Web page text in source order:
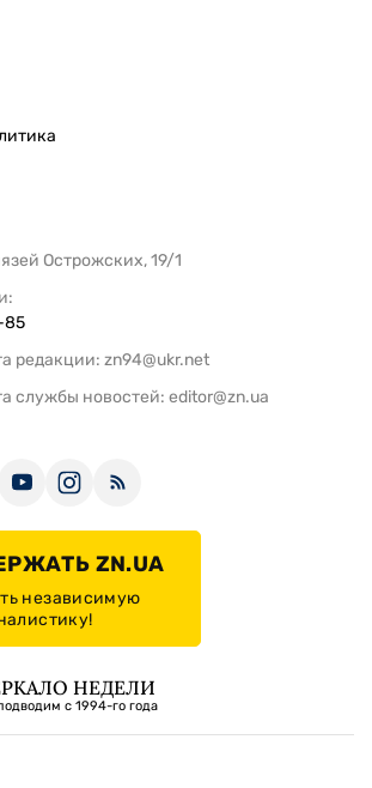
Острожских, 19/1
85
редакции: zn94@ukr.net
службы новостей: editor@zn.ua
ZN.UA
независимую
НЕДЕЛИ
с 1994-го года